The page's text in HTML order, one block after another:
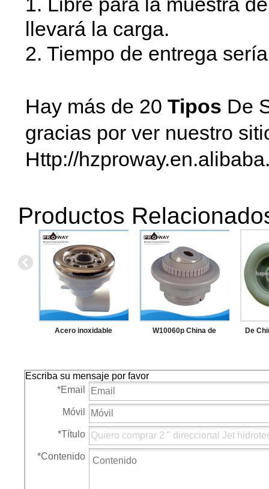
llevará la carga.
2. Tiempo de entrega
Hay más de 20 Tipos De
gracias por ver nuestro
Http://
Productos
Acero inoxidable W10060p China de De
Escriba su mensaje por favor
*Email
Móvil
*Título
*Contenido